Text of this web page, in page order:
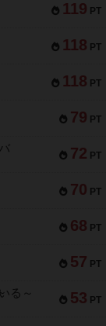
119 PT
118 PT
118 PT
79 PT
72 PT
70 PT
68 PT
57 PT
53 PT
る～